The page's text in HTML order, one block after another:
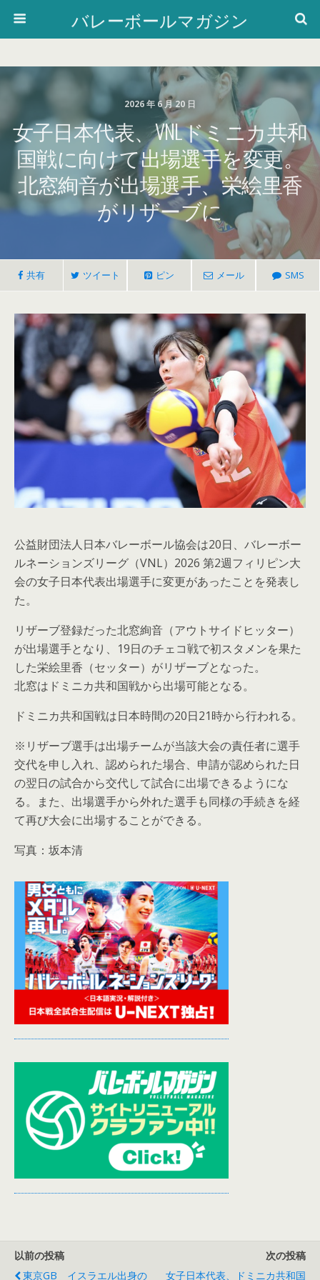
バレーボールマガジン
2026 年 6 月 20 日
女子日本代表、VNLドミニカ共和
国戦に向けて出場選手を変更。
北窓絢音が出場選手、栄絵里香
がリザーブに
共有 ツイート ピン メール SMS
公益財団法人日本バレーボール協会は20日、バレーボー
ルネーションズリーグ（VNL）2026 第2週フィリピン大
会の女子日本代表出場選手に変更があったことを発表し
た。
リザーブ登録だった北窓絢音（アウトサイドヒッター）
が出場選手となり、19日のチェコ戦で初スタメンを果た
した栄絵里香（セッター）がリザーブとなった。
北窓はドミニカ共和国戦から出場可能となる。
ドミニカ共和国戦は日本時間の20日21時から行われる。
※リザーブ選手は出場チームが当該大会の責任者に選手
交代を申し入れ、認められた場合、申請が認められた日
の翌日の試合から交代して試合に出場できるようにな
る。また、出場選手から外れた選手も同様の手続きを経
て再び大会に出場することができる。
写真：坂本清
以前の投稿
東京GB イスラエル出身の
次の投稿
女子日本代表、ドミニカ共和国